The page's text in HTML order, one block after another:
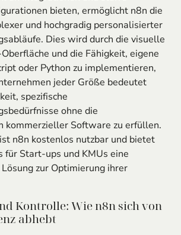
bieten, ermöglicht n8n die
und hochgradig personalisierter
Dies wird durch die visuelle
und die Fähigkeit, eigene
oder Python zu implementieren,
jeder Größe bedeutet
spezifische
ohne die
kommerzieller Software zu erfüllen.
n8n kostenlos nutzbar und bietet
für Start-ups und KMUs eine
zur Optimierung ihrer
Kontrolle: Wie n8n sich von
abhebt